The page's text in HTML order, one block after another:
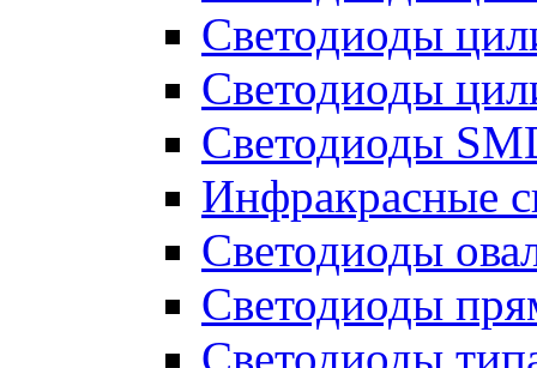
Светодиоды
Светодиоды
Светодиоды
Инфракрасные
Светодиоды
Светодиоды